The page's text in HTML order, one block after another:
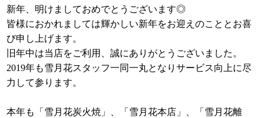
新年、明けましておめでとうございます◎
皆様におかれましては輝かしい新年をお迎えのこととお喜
び申し上げます。
旧年中は当店をご利用、誠にありがとうございました。
2019年も雪月花スタッフ一同一丸となりサービス向上に尽
力して参ります。
本年も「雪月花炭火焼」、「雪月花本店」、「雪月花離